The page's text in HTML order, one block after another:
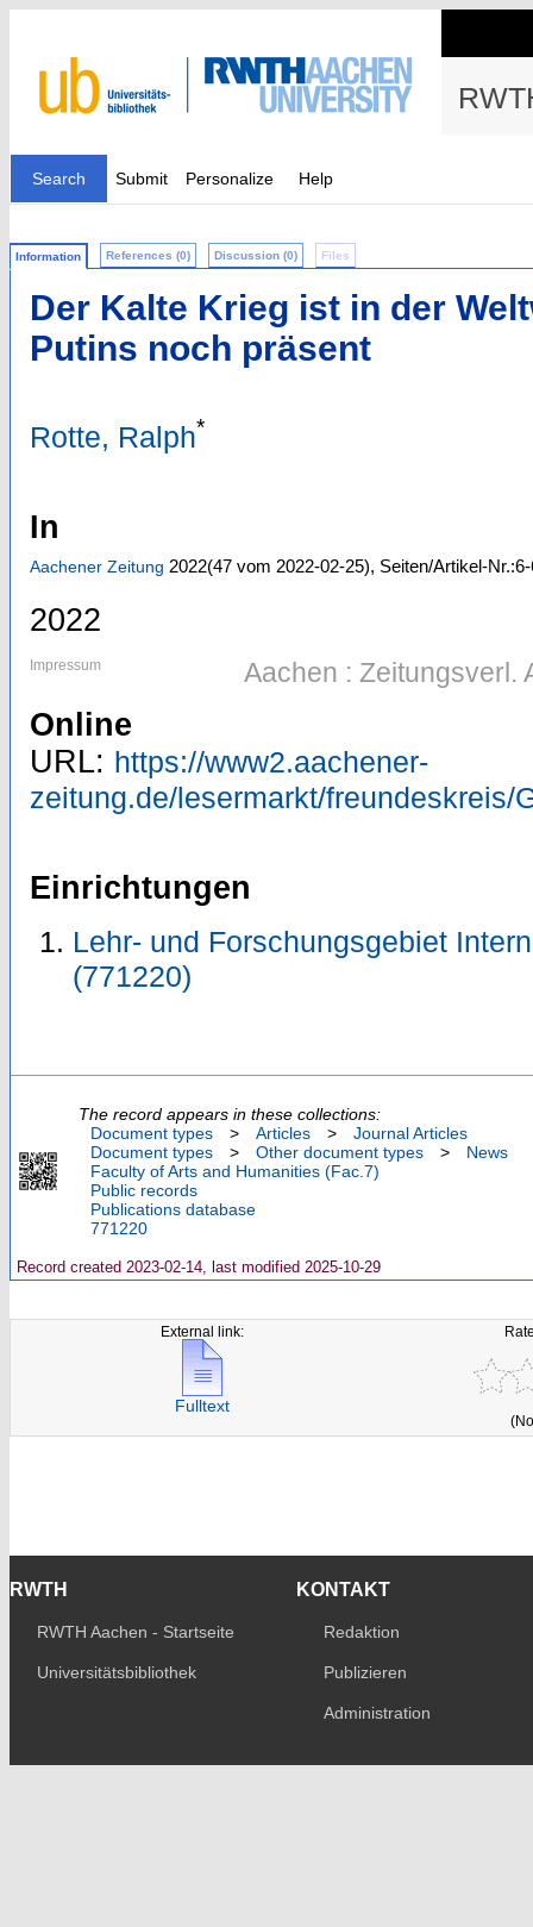
Search Submit Personalize Help
Information References (0) Discussion (0) Files
Der Kalte Krieg ist in der
Putins noch präsent
Rotte, Ralph*
In
Aachener Zeitung 2022(47 vom 2022-02-25), Seiten/Artikel-
2022
Impressum Aachen : Zeitungsverl.
Online
URL: https://www2.aachener-
zeitung.de/lesermarkt/freundeskreis/
Einrichtungen
Lehr- und Forschungsgebiet
(771220)
The record appears in these collections:
Document types
> Articles >
Journal Articles
Document types
> Other document types >
News
Faculty of Arts and Humanities (Fac.7)
Public records
Publications database
771220
Record created 2023-02-14, last modified 2025-10-29
External link:
Fulltext
RWTH
RWTH Aachen - Startseite
Universitätsbibliothek
KONTAKT
Redaktion
Publizieren
Administration